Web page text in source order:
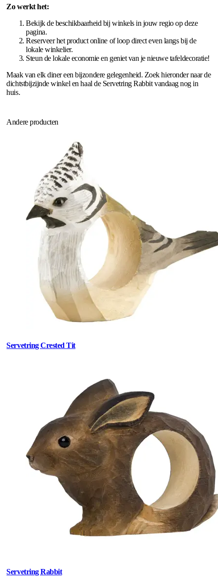
Zo werkt het:
Bekijk de beschikbaarheid bij winkels in jouw regio op deze
pagina.
Reserveer het product online of loop direct even langs bij de
lokale winkelier.
Steun de lokale economie en geniet van je nieuwe tafeldecoratie!
Maak van elk diner een bijzondere gelegenheid. Zoek hieronder naar de
dichtstbijzijnde winkel en haal de Servetring Rabbit vandaag nog in
huis.
Andere producten
Servetring Crested Tit
Servetring Rabbit